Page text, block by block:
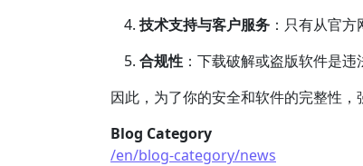
技术支持与客户服务 ：只有从官
合规性 ：下载破解或盗版软件是
因此，为了你的安全和软件的完整性，
Blog Category
/en/blog-category/news